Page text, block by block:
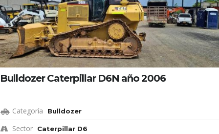
Bulldozer Caterpillar D6N año 2006
Categoría Bulldozer
Sector Caterpillar D6